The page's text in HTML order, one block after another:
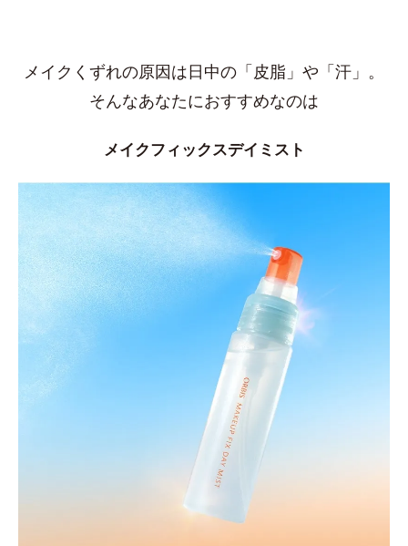
メイクくずれの原因は日中の「皮脂」や「汗」。
そんなあなたにおすすめなのは
メイクフィックスデイミスト